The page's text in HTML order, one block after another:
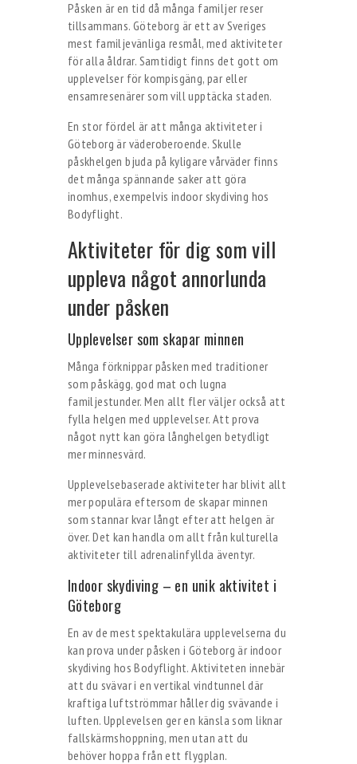
Påsken är en tid då många familjer reser
tillsammans. Göteborg är ett av Sveriges
mest familjevänliga resmål, med aktiviteter
för alla åldrar. Samtidigt finns det gott om
upplevelser för kompisgäng, par eller
ensamresenärer som vill upptäcka staden.
En stor fördel är att många aktiviteter i
Göteborg är väderoberoende. Skulle
påskhelgen bjuda på kyligare vårväder finns
det många spännande saker att göra
inomhus, exempelvis indoor skydiving hos
Bodyflight.
Aktiviteter för dig som vill
uppleva något annorlunda
under påsken
Upplevelser som skapar minnen
Många förknippar påsken med traditioner
som påskägg, god mat och lugna
familjestunder. Men allt fler väljer också att
fylla helgen med upplevelser. Att prova
något nytt kan göra långhelgen betydligt
mer minnesvärd.
Upplevelsebaserade aktiviteter har blivit allt
mer populära eftersom de skapar minnen
som stannar kvar långt efter att helgen är
över. Det kan handla om allt från kulturella
aktiviteter till adrenalinfyllda äventyr.
Indoor skydiving – en unik aktivitet i
Göteborg
En av de mest spektakulära upplevelserna du
kan prova under påsken i Göteborg är indoor
skydiving hos Bodyflight. Aktiviteten innebär
att du svävar i en vertikal vindtunnel där
kraftiga luftströmmar håller dig svävande i
luften. Upplevelsen ger en känsla som liknar
fallskärmshoppning, men utan att du
behöver hoppa från ett flygplan.